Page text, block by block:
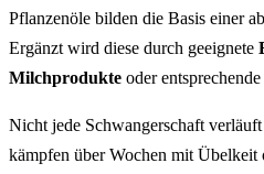
Pflanzenöle bilden die Basis einer
Ergänzt wird diese durch geeignete
Milchprodukte oder
Nicht jede Schwangerschaft
kämpfen über Wochen mit